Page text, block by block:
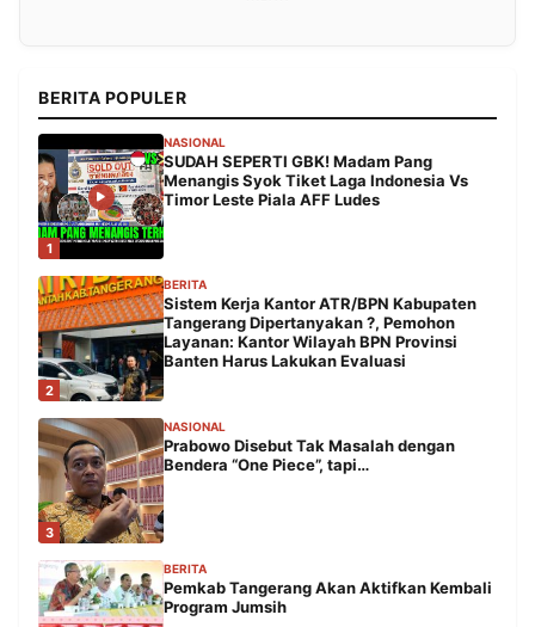
BERITA POPULER
1
NASIONAL
SUDAH SEPERTI GBK! Madam Pang
Menangis Syok Tiket Laga Indonesia Vs
Timor Leste Piala AFF Ludes
2
BERITA
Sistem Kerja Kantor ATR/BPN Kabupaten
Tangerang Dipertanyakan ?, Pemohon
Layanan: Kantor Wilayah BPN Provinsi
Banten Harus Lakukan Evaluasi
3
NASIONAL
Prabowo Disebut Tak Masalah dengan
Bendera “One Piece”, tapi…
BERITA
Pemkab Tangerang Akan Aktifkan Kembali
Program Jumsih